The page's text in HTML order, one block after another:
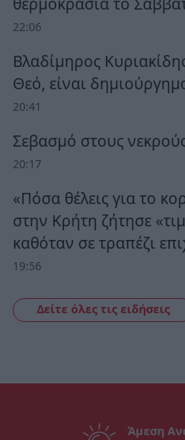
22:06
Βλαδίμηρος
Θεό, είναι
20:41
Σεβασμό στους
20:17
«Πόσα θέλεις για το
στην Κρήτη ζήτησε
καθόταν σε τραπέζι
19:56
Δείτε όλες τις ειδήσεις
Άμεση